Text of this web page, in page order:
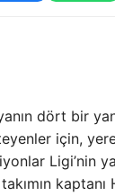
dört bir
için,
Ligi’nin
kaptanı